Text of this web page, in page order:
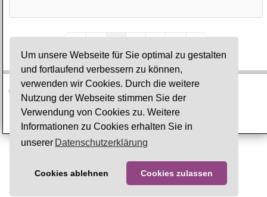
Um unsere Webseite für Sie optimal zu gestalten
und fortlaufend verbessern zu können,
verwenden wir Cookies. Durch die weitere
Nutzung der Webseite stimmen Sie der
Verwendung von Cookies zu. Weitere
Informationen zu Cookies erhalten Sie in
unserer Datenschutzerklärung
Cookies ablehnen Cookies zulassen
© Ev. Gesamtkirchengemeinde Lauterbach-Wartenberg
Impressum·Datenschutz